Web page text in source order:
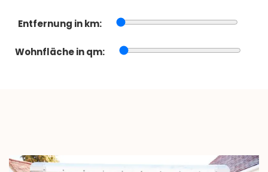
Entfernung in km:
Wohnfläche in qm: